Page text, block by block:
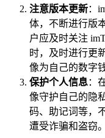
注意版本更新：
体，不断进行版
户应及时关注
时，及时进行更
像为自己的数字
保护个人信息：
像守护自己的隐
码、助记词等，
遭受诈骗和盗窃。